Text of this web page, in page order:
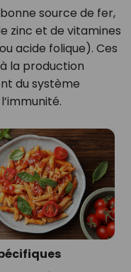
source de fer,
zinc et de vitamines
acide folique). Ces
la production
du système